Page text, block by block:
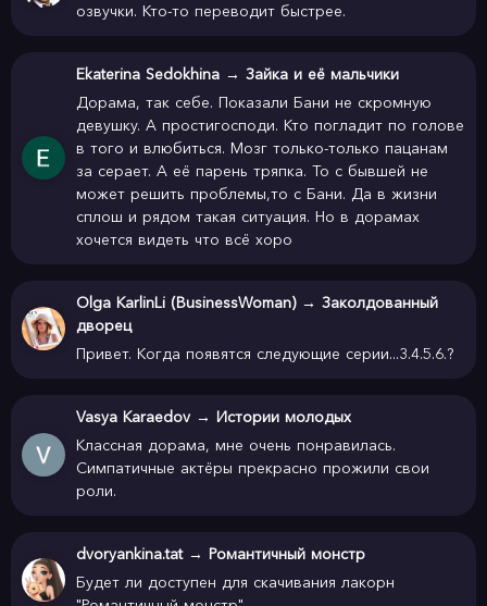
озвучки. Кто-то переводит быстрее.
Ekaterina Sedokhina → Зайка и её мальчики
Дорама, так себе. Показали Бани не скромную
девушку. А простигосподи. Кто погладит по голове
в того и влюбиться. Мозг только-только пацанам
за серает. А её парень тряпка. То с бывшей не
может решить проблемы,то с Бани. Да в жизни
сплош и рядом такая ситуация. Но в дорамах
хочется видеть что всё хоро
Olga KarlinLi (BusinessWoman) → Заколдованный
дворец
Привет. Когда появятся следующие серии...3.4.5.6.?
Vasya Karaedov → Истории молодых
Классная дорама, мне очень понравилась.
Симпатичные актёры прекрасно прожили свои
роли.
dvoryankina.tat → Романтичный монстр
Будет ли доступен для скачивания лакорн